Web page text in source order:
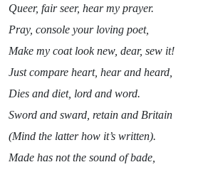
Queer, fair seer, hear my prayer.
Pray, console your loving poet,
Make my coat look new, dear, sew it!
Just compare heart, hear and heard,
Dies and diet, lord and word.
Sword and sward, retain and Britain
(Mind the latter how it’s written).
Made has not the sound of bade,